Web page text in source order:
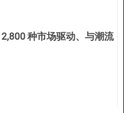
种市场驱动、与潮流